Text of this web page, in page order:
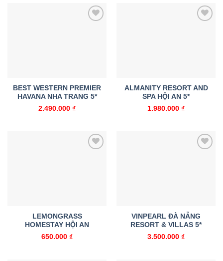
BEST WESTERN PREMIER
HAVANA NHA TRANG 5*
2.490.000 ₫
ALMANITY RESORT AND
SPA HỘI AN 5*
1.980.000 ₫
LEMONGRASS
HOMESTAY HỘI AN
650.000 ₫
VINPEARL ĐÀ NẴNG
RESORT & VILLAS 5*
3.500.000 ₫